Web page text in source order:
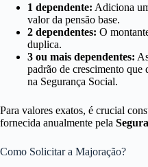
1 dependente: Adiciona
valor da pensão base.
2 dependentes: O
duplica.
3 ou mais dependentes:
padrão de crescimento que
na Segurança Social.
Para valores exatos, é crucial
fornecida anualmente pela
Como Solicitar a Majoração?